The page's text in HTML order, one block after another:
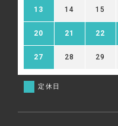
13 14 15
20 21 22
27 28 29
定休日